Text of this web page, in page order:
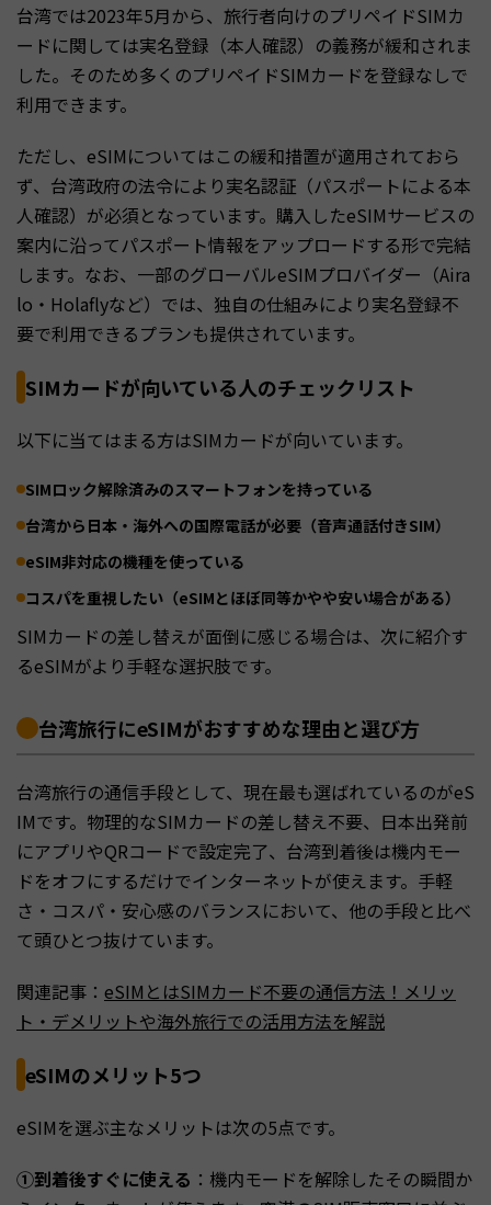
台湾では2023年5月から、旅行者向けのプリペイドSIMカ
ードに関しては実名登録（本人確認）の義務が緩和されま
した。そのため多くのプリペイドSIMカードを登録なしで
利用できます。
ただし、eSIMについてはこの緩和措置が適用されておら
ず、台湾政府の法令により実名認証（パスポートによる本
人確認）が必須となっています。購入したeSIMサービスの
案内に沿ってパスポート情報をアップロードする形で完結
します。なお、一部のグローバルeSIMプロバイダー（Aira
lo・Holaflyなど）では、独自の仕組みにより実名登録不
要で利用できるプランも提供されています。
SIMカードが向いている人のチェックリスト
以下に当てはまる方はSIMカードが向いています。
SIMロック解除済みのスマートフォンを持っている
台湾から日本・海外への国際電話が必要（音声通話付きSIM）
eSIM非対応の機種を使っている
コスパを重視したい（eSIMとほぼ同等かやや安い場合がある）
SIMカードの差し替えが面倒に感じる場合は、次に紹介す
るeSIMがより手軽な選択肢です。
台湾旅行にeSIMがおすすめな理由と選び方
台湾旅行の通信手段として、現在最も選ばれているのがeS
IMです。物理的なSIMカードの差し替え不要、日本出発前
にアプリやQRコードで設定完了、台湾到着後は機内モー
ドをオフにするだけでインターネットが使えます。手軽
さ・コスパ・安心感のバランスにおいて、他の手段と比べ
て頭ひとつ抜けています。
関連記事： eSIMとはSIMカード不要の通信方法！メリッ
ト・デメリットや海外旅行での活用方法を解説
eSIMのメリット5つ
eSIMを選ぶ主なメリットは次の5点です。
①到着後すぐに使える ：機内モードを解除したその瞬間か